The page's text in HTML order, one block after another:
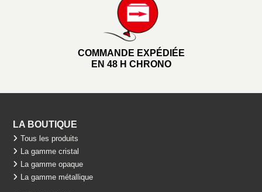
COMMANDE EXPÉDIÉE
EN 48 H CHRONO
LA BOUTIQUE
Tous les produits
La gamme cristal
La gamme opaque
La gamme métallique